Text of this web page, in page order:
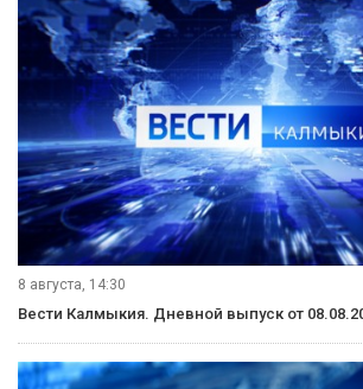
8 августа, 14:30
Вести Калмыкия. Дневной выпуск от